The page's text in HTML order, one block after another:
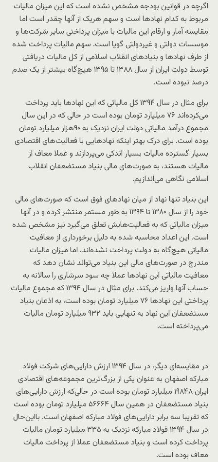
اگرچه در قوانین بودجه مشخص نشده است که این میزان مالیات
مربوط به کدام نهادها است و سهم هریک از آنها چقدر است اما
مقایسه آمار و ارقام این مالیات با میزان پرداختی سایر شرکت‌ها و
موسسات دولتی و غیردولتی گویا است. سهم مالیات پرداخت شده
از طرف نهادها و بنیادهای انقلاب اسلامی از کل مالیات دریافتی
توسط دولت ایران از سال ۱۳۸۸ تا ۱۳۹۵ هیچ‌گاه بیشتر از یک صدم
درصد نبوده است.
برای مثال در سال ۱۳۹۴ کل مالیاتی که این نهادها باید پرداخت
می‌کرده‌اند ۷۶ میلیارد تومان بوده است در حالی که در این سال
مجموع درآمد مالیاتی دولت ایران نزدیک به ۹۰هزار میلیارد تومان
بوده است. برای درک بهتر اینکه نهادهایی با فعالیت‌های اقتصادی
بسیار گسترده مالیات بسیار اندکی می‌پردازند و عملا معاف از
مالیات هستند، به صورت‌های مالی بنیاد مستضعفان انقلاب
اسلامی نگاهی می‌اندازیم.
این بنیاد تنها نهاد از میان نهادهای فوق است که صورت‌های مالی
خود را از سال ۱۳۸۰ تا ۱۳۹۴ به طور مستمر منتشر کرده و در آنها
میزان مالیاتی که به فعالیت‌هایش تعلق می‌گیرد نیز مشخص شده
است. این اعداد محاسبه شده به دلیل برخورداری از معافیت
مالیاتی هیچ‌گاه به دولت پرداخت نشده‌اند، اما میزان مالیات
مندرج در صورت‌های مالی این بنیاد می‌تواند نشان دهد که
معافیت مالیاتی این نهادها عملا چه سود سرشاری را سالانه به
حساب آنها واریز می‌کند. برای مثال در سال ۱۳۹۴ که مجموع مالیات
پرداختی این نهادها ۷۶ میلیارد تومان بوده است، به اذعان بنیاد
مستضعفان این نهاد به تنهایی باید ۹۳۲ میلیارد تومان مالیات
می‌پرداخته است.
در مقایسه‌ای دیگر، در سال ۱۳۹۴ ارزش دارایی‌های شرکت فولاد
مبارکه اصفهان به عنوان یکی از بزرگ‌ترین مجموعه‌های اقتصادی
ایران ۱۹۸۴۸ میلیارد تومان بوده است در حالی‌که ارزش دارایی‌های
بنیاد مستضعفان در همین سال ۵۶۶۶۴ میلیارد تومان بوده است
که تقریبا سه برابر دارایی‌های فولاد مبارکه اصفهان است. بااین‌حال
در سال ۱۳۹۴ فولاد مبارکه نزدیک به ۳۳۵ میلیارد تومان مالیات
پرداخت کرده است و بنیاد مستضعفان عملا از پرداخت مالیات
معاف بوده است.